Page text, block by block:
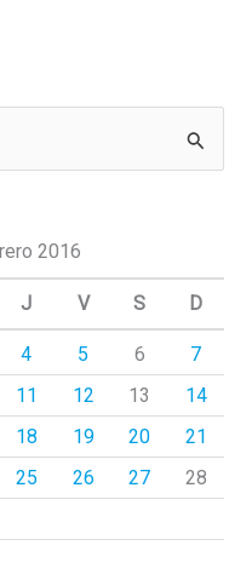
2016
J V S D
4 5 6
7
11 12 13
14
18 19 20
21
25 26 27
28